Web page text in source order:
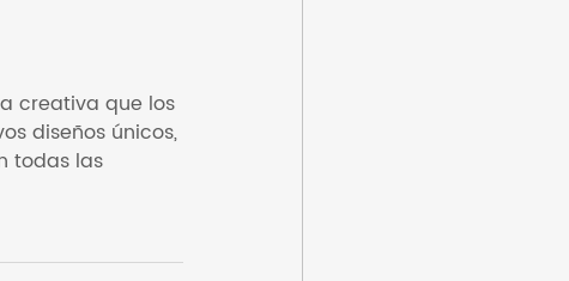
creativa que los
diseños únicos,
todas las